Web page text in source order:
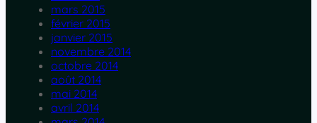
mars 2015
février 2015
janvier 2015
novembre 2014
octobre 2014
août 2014
mai 2014
avril 2014